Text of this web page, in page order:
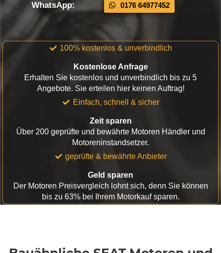
WhatsApp: 0176 64977452
100% kostenlos & unverbindlich
Kostenlose Anfrage
Erhalten Sie kostenlos und unverbindlich bis zu 5
Angebote. Sie erteilen hier keinen Auftrag!
Einfach, schnell & sicher
Zeit sparen
Über 200 geprüfte und bewährte Motoren Händler und
Motoreninstandsetzer.
geprüfte & bewährte Anbieter
Geld sparen
Der Motoren Preisvergleich lohnt sich, denn Sie können
bis zu 63% bei Ihrem Motorkauf sparen.